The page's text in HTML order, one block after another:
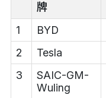
牌
1 BYD
2
Tesla
3
SAIC-GM-
Wuling